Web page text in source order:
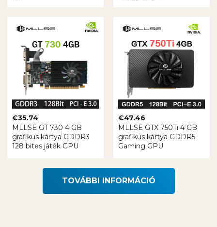
€35.74
MLLSE GT 730 4 GB
grafikus kártya GDDR3
128 bites játék GPU
€47.46
MLLSE GTX 750Ti 4 GB
grafikus kártya GDDR5
Gaming GPU
TOVÁBBI INFORMÁCIÓ